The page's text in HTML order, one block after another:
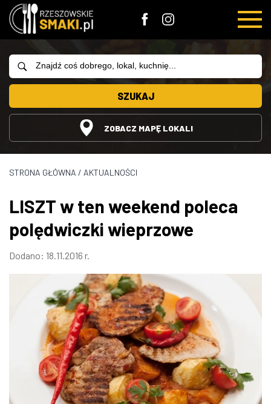
SZUKAJ
ZOBACZ MAPĘ LOKALI
STRONA GŁÓWNA / AKTUALNOŚCI
LISZT w ten weekend poleca
polędwiczki wieprzowe
Dodano: 18.11.2016 r.